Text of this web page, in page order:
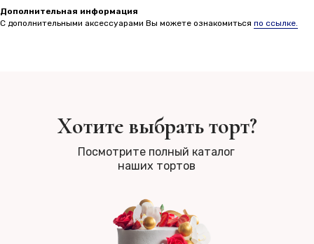
Дополнительная информация
С дополнительными аксессуарами Вы можете ознакомиться по ссылке.
Хотите выбрать торт?
Посмотрите полный каталог
наших тортов